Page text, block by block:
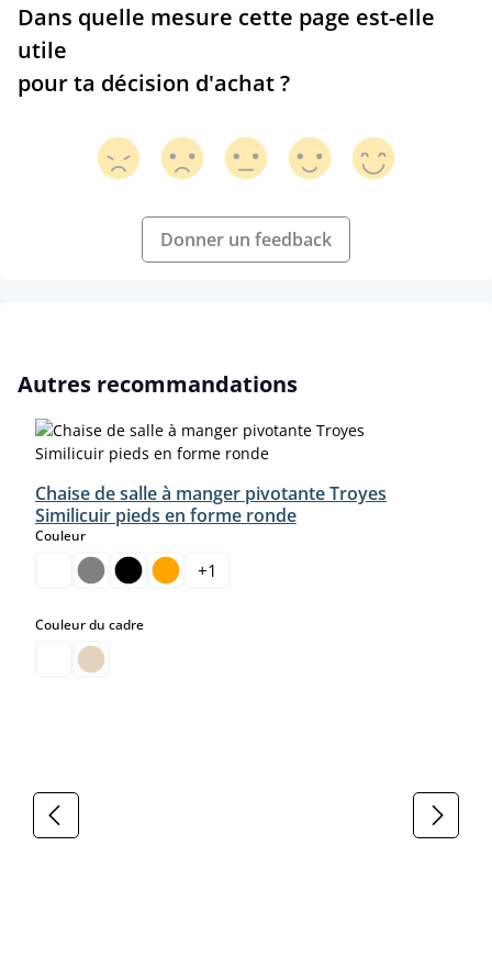
Dans quelle mesure cette page est-elle
utile
pour ta décision d'achat ?
Donner un feedback
Ignorer la galerie de produits
Autres recommandations
Chaise de salle à manger pivotante Troyes
Similicuir pieds en forme ronde
Couleurselect
+1
Couleur du cadreselect